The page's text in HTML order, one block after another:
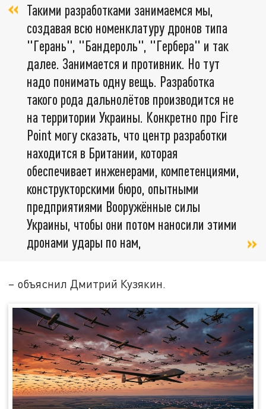
Такими разработками занимаемся мы,
создавая всю номенклатуру дронов типа
"Герань", "Бандероль", "Гербера" и так
далее. Занимается и противник. Но тут
надо понимать одну вещь. Разработка
такого рода дальнолётов производится не
на территории Украины. Конкретно про Fire
Point могу сказать, что центр разработки
находится в Британии, которая
обеспечивает инженерами, компетенциями,
конструкторскими бюро, опытными
предприятиями Вооружённые силы
Украины, чтобы они потом наносили этими
дронами удары по нам,
– объяснил Дмитрий Кузякин.